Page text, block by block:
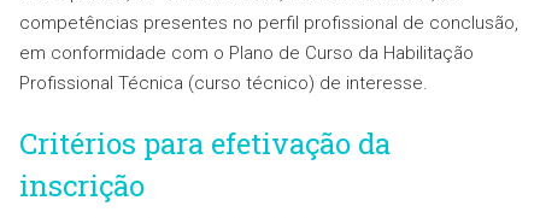
competências presentes no perfil profissional de conclusão,
em conformidade com o Plano de Curso da Habilitação
Profissional Técnica (curso técnico) de interesse.
Critérios para efetivação da
inscrição